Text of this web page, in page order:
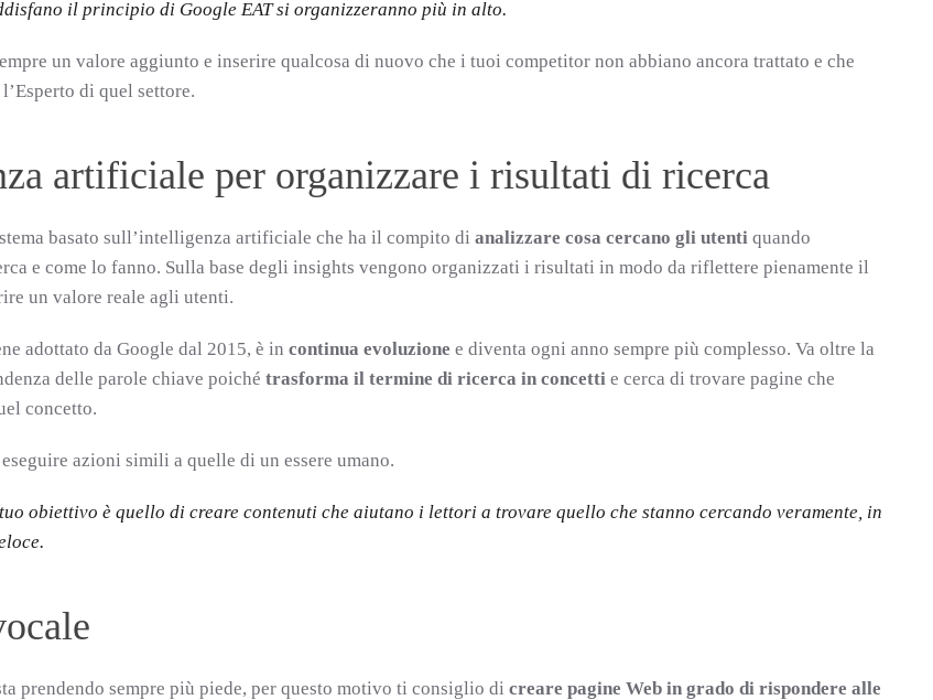
il principio di Google EAT si organizzeranno più in alto.
un valore aggiunto e inserire qualcosa di nuovo che i tuoi competitor non abbiano ancora trattato e che
di quel settore.
artificiale per organizzare i risultati di ricerca
basato sull’intelligenza artificiale che ha il compito di analizzare cosa cercano gli utenti quando
e come lo fanno. Sulla base degli insights vengono organizzati i risultati in modo da riflettere pienamente il
un valore reale agli utenti.
adottato da Google dal 2015, è in continua evoluzione e diventa ogni anno sempre più complesso. Va oltre la
delle parole chiave poiché trasforma il termine di ricerca in concetti e cerca di trovare pagine che
concetto.
eseguire azioni simili a quelle di un essere umano.
obiettivo è quello di creare contenuti che aiutano i lettori a trovare quello che stanno cercando veramente, in
prendendo sempre più piede, per questo motivo ti consiglio di creare pagine Web in grado di rispondere alle